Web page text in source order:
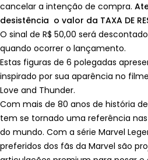
cancelar a intenção de compra.
desistência o valor da TAXA DE
O sinal de R$ 50,00 será
quando ocorrer o lançamento.
Estas figuras de 6 polegadas
inspirado por sua aparência no
Love and Thunder.
Com mais de 80 anos de história
tem se tornado uma referência
do mundo. Com a série Marvel
preferidos dos fãs da Marvel são